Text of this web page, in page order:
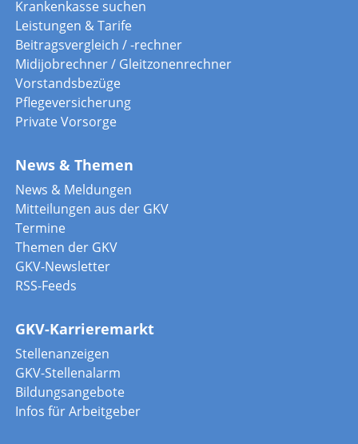
Krankenkasse suchen
Leistungen & Tarife
Beitragsvergleich / -rechner
Midijobrechner / Gleitzonenrechner
Vorstandsbezüge
Pflegeversicherung
Private Vorsorge
News & Themen
News & Meldungen
Mitteilungen aus der GKV
Termine
Themen der GKV
GKV-Newsletter
RSS-Feeds
GKV-Karrieremarkt
Stellenanzeigen
GKV-Stellenalarm
Bildungsangebote
Infos für Arbeitgeber